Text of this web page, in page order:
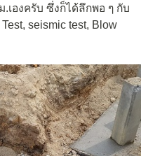
เองครับ ซึ่งก็ได้ลึกพอ ๆ กับ
seismic test, Blow